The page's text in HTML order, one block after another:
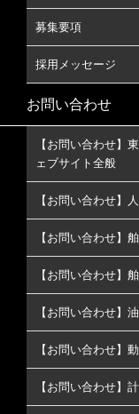
募集要項
採用メッセージ
お問い合わせ
【お問い合わせ】
ェブサイト全般
【お問い合わせ】
【お問い合わせ】
【お問い合わせ】
【お問い合わせ】
【お問い合わせ】
【お問い合わせ】